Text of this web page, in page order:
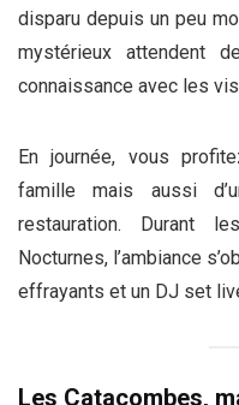
disparu depuis un peu
mystérieux attendent
connaissance avec les
En journée, vous
famille mais aussi
restauration. Durant
Nocturnes, l’ambiance
effrayants et un DJ set
Les Catacombes,